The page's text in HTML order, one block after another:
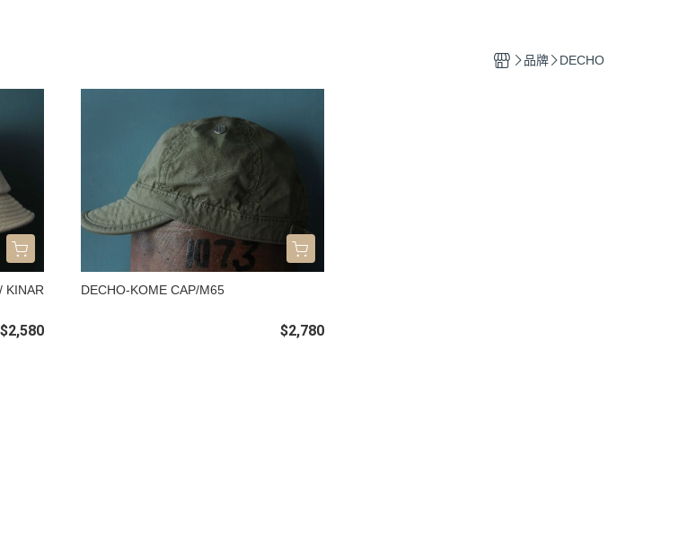
品牌 DECHO
KINAR
$2,580
DECHO-KOME CAP/M65
$2,780